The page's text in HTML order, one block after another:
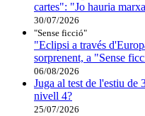
cartes": "Jo hauria
30/07/2026
"Sense ficció"
"Eclipsi a través
sorprenent, a "Sense
06/08/2026
Juga al test de l'estiu de
nivell 4?
25/07/2026